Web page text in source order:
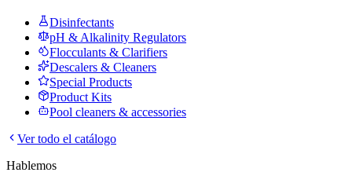
Disinfectants
pH & Alkalinity Regulators
Flocculants & Clarifiers
Descalers & Cleaners
Special Products
Product Kits
Pool cleaners & accessories
Ver todo el catálogo
Hablemos